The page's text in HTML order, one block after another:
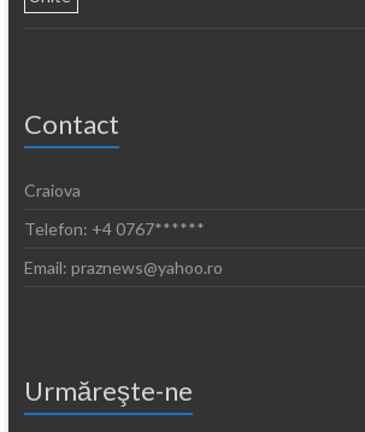
Contact
Craiova
Telefon: +4 0767******
Email: praznews@yahoo.ro
Urmăreşte-ne